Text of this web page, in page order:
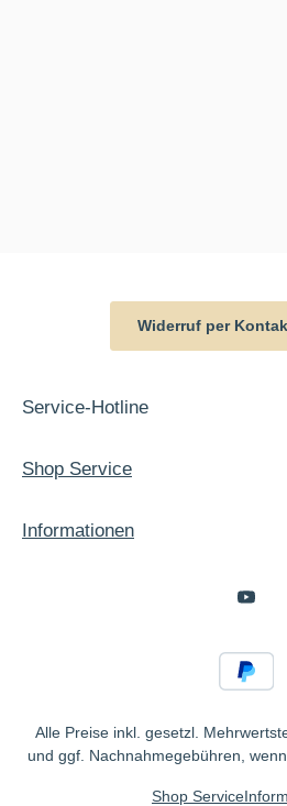
Widerruf per
Service-Hotline
Shop Service
Informationen
Alle Preise inkl. gesetzl.
und ggf. Nachnahmegebühren,
Shop Service